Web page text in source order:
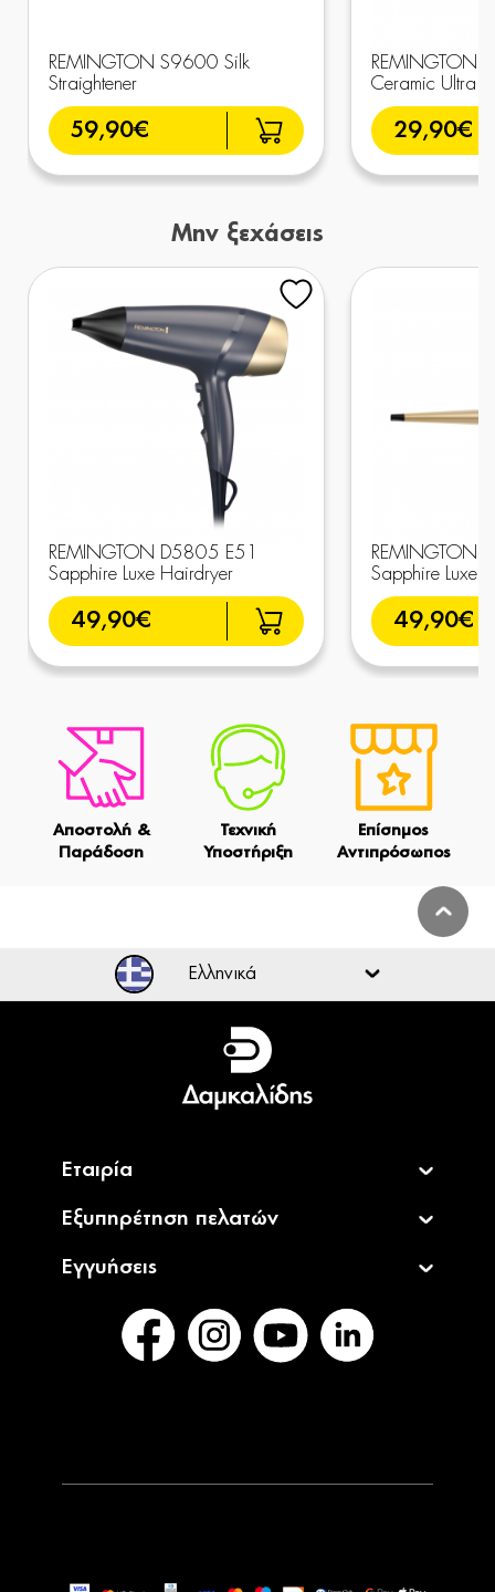
REMINGTON S9600 Silk
Straightener
59,90€
REMINGTON
Ceramic Ultra
29,90€
Μην ξεχάσεις
REMINGTON D5805 E51
Sapphire Luxe Hairdryer
49,90€
REMINGTON
Sapphire Luxe
49,90€
Αποστολή &
Παράδοση
Τεχνική
Υποστήριξη
Επίσημος
Αντιπρόσωπος
Ελληνικά
Ελληνικά
English
Εταιρία
Εξυπηρέτηση πελατών
Εγγυήσεις